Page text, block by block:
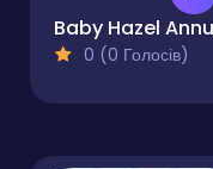
0 (0 Голосів)